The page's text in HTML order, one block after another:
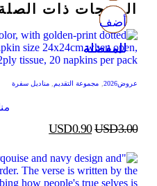
المنتجات ذات
أضف
للمفضلة
عروض2026 مجموعة التقديم ,مناديل سفرة
USD3.00
USD0.90
أضف
للمفضلة
أضف
للمفضلة
أضف
للمفضلة